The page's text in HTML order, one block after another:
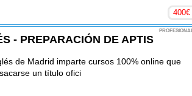
400€
PROFESIONAL
- PREPARACIÓN DE APTIS
de Madrid imparte cursos 100% online que
un título ofici